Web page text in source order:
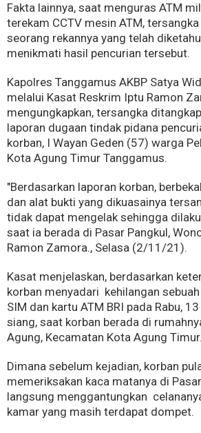
Fakta lainnya, saat menguras ATM
terekam CCTV mesin ATM,
seorang rekannya yang telah
menikmati hasil pencurian tersebut.
Kapolres Tanggamus AKBP Satya
melalui Kasat Reskrim Iptu Ramon
mengungkapkan, tersangka
laporan dugaan tindak pidana
korban, I Wayan Geden (57) warga
Kota Agung Timur Tanggamus.
"Berdasarkan laporan korban,
dan alat bukti yang dikuasainya
tidak dapat mengelak sehingga
saat ia berada di Pasar Pangkul,
Ramon Zamora., Selasa (2/11/21).
Kasat menjelaskan, berdasarkan
korban menyadari kehilangan
SIM dan kartu ATM BRI pada Rabu,
siang, saat korban berada di
Agung, Kecamatan Kota Agung Timur.
Dimana sebelum kejadian, korban
memeriksakan kaca matanya di
langsung menggantungkan
kamar yang masih terdapat dompet.